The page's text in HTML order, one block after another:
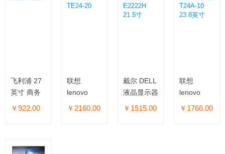
飞利浦 27
英寸 商务
电脑显示屏
￥922.00
联想
lenovo
23.8寸显示
￥2160.00
戴尔 DELL
液晶显示器
E2222H
￥1515.00
联想
lenovo
LED液晶显
￥1766.00